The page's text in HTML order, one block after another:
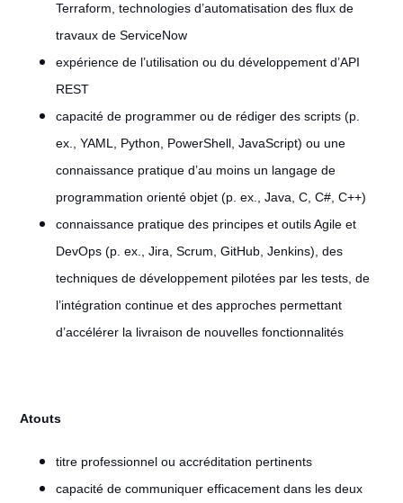
Terraform, technologies d’automatisation des flux de
travaux de ServiceNow
expérience de l’utilisation ou du développement d’API
REST
capacité de programmer ou de rédiger des scripts (p.
ex., YAML, Python, PowerShell, JavaScript) ou une
connaissance pratique d’au moins un langage de
programmation orienté objet (p. ex., Java, C, C#, C++)
connaissance pratique des principes et outils Agile et
DevOps (p. ex., Jira, Scrum, GitHub, Jenkins), des
techniques de développement pilotées par les tests, de
l’intégration continue et des approches permettant
d’accélérer la livraison de nouvelles fonctionnalités
Atouts
titre professionnel ou accréditation pertinents
capacité de communiquer efficacement dans les deux